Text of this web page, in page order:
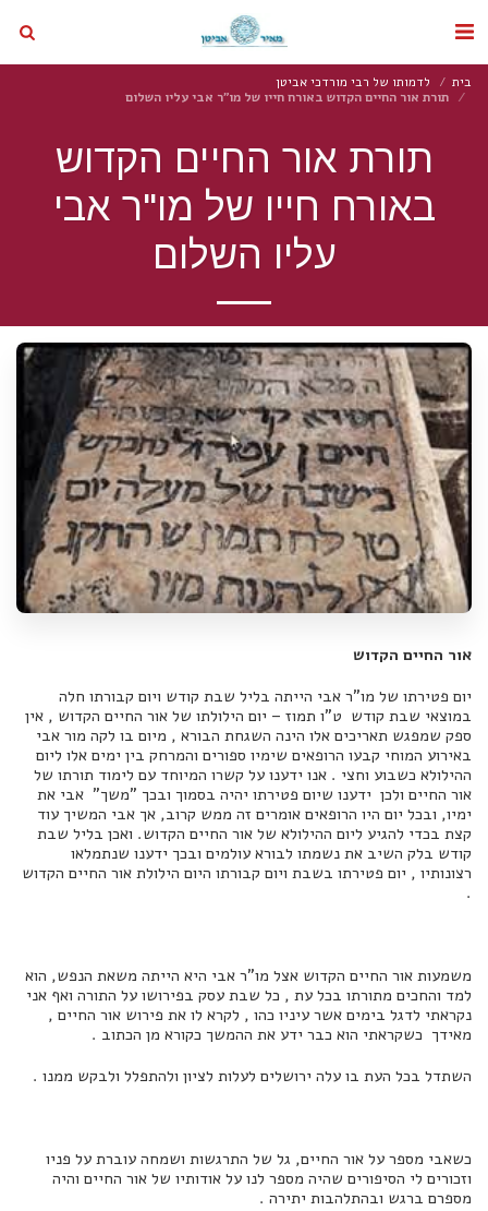
בית
לדמותו של רבי מורדכי אביטן
תורת אור החיים הקדוש באורח חייו של מו"ר אבי עליו השלום
תורת אור החיים הקדוש
באורח חייו של מו"ר אבי
עליו השלום
אור החיים הקדוש
יום פטירתו של מו"ר אבי הייתה בליל שבת קודש ויום קבורתו חלה
במוצאי שבת קודש ט"ו תמוז – יום הילולתו של אור החיים הקדוש , אין
ספק שמפגש תאריכים אלו הינה השגחת הבורא , מיום בו לקה מור אבי
באירוע המוחי קבעו הרופאים שימיו ספורים והמרחק בין ימים אלו ליום
ההילולא כשבוע וחצי . אנו ידענו על קשרו המיוחד עם לימוד תורתו של
אור החיים ולכן ידענו שיום פטירתו יהיה בסמוך ובכך "משך" אבי את
ימיו, ובכל יום היו הרופאים אומרים זה ממש קרוב, אך אבי המשיך עוד
קצת בכדי להגיע ליום ההילולא של אור החיים הקדוש. ואכן בליל שבת
קודש בלק השיב את נשמתו לבורא עולמים ובכך ידענו שנתמלאו
רצונותיו , יום פטירתו בשבת ויום קבורתו היום הילולת אור החיים הקדוש
.
משמעות אור החיים הקדוש אצל מו"ר אבי היא הייתה משאת הנפש, הוא
למד והחכים מתורתו בכל עת , כל שבת עסק בפירושו על התורה ואף אני
נקראתי לדגל בימים אשר עיניו כהו , לקרא לו את פירוש אור החיים ,
מאידך כשקראתי הוא כבר ידע את ההמשך כקורא מן הכתוב .
השתדל בכל העת בו עלה ירושלים לעלות לציון ולהתפלל ולבקש ממנו .
כשאבי מספר על אור החיים, גל של התרגשות ושמחה עוברת על פניו
וזכורים לי הסיפורים שהיה מספר לנו על אודותיו של אור החיים והיה
מספרם ברגש ובהתלהבות יתירה .